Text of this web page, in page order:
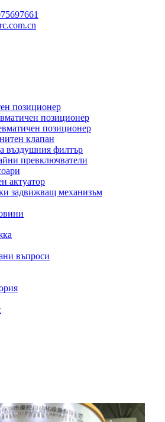
позиционер
позиционер
позиционер
клапан
въздушния филтър
превключватели
актуатор
задвижващ механизъм
въпроси